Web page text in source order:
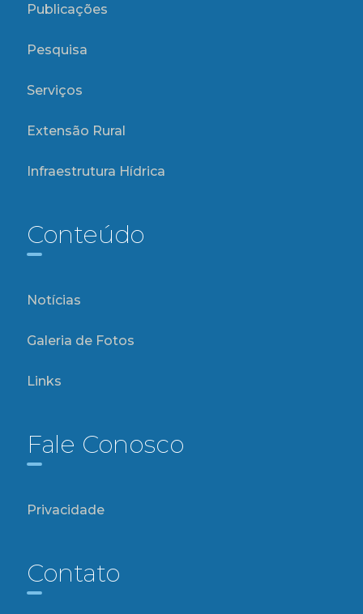
Publicações
Pesquisa
Serviços
Extensão Rural
Infraestrutura Hídrica
Conteúdo
Notícias
Galeria de Fotos
Links
Fale Conosco
Privacidade
Contato